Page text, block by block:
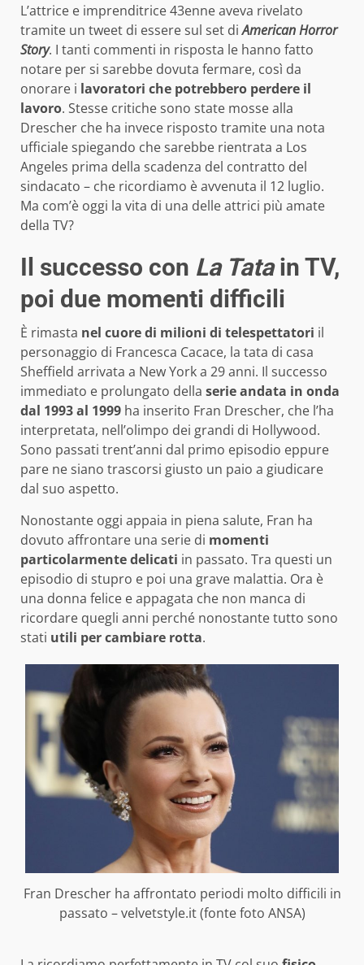
L’attrice e imprenditrice 43enne aveva rivelato
tramite un tweet di essere sul set diAmerican Horror
Story. I tanti commenti in risposta le hanno fatto
notare per si sarebbe dovuta fermare, così da
onorare i lavoratori che potrebbero perdere il
lavoro. Stesse critiche sono state mosse alla
Drescher che ha invece risposto tramite una nota
ufficiale spiegando che sarebbe rientrata a Los
Angeles prima della scadenza del contratto del
sindacato – che ricordiamo è avvenuta il 12 luglio.
Ma com’è oggi la vita di una delle attrici più amate
della TV?
Il successo con La Tatain TV,
poi due momenti difficili
È rimasta nel cuore di milioni di telespettatori il
personaggio di Francesca Cacace, la tata di casa
Sheffield arrivata a New York a 29 anni. Il successo
immediato e prolungato della serie andata in onda
dal 1993 al 1999 ha inserito Fran Drescher, che l’ha
interpretata, nell’olimpo dei grandi di Hollywood.
Sono passati trent’anni dal primo episodio eppure
pare ne siano trascorsi giusto un paio a giudicare
dal suo aspetto.
Nonostante oggi appaia in piena salute, Fran ha
dovuto affrontare una serie di momenti
particolarmente delicati in passato. Tra questi un
episodio di stupro e poi una grave malattia. Ora è
una donna felice e appagata che non manca di
ricordare quegli anni perché nonostante tutto sono
stati utili per cambiare rotta.
Fran Drescher ha affrontato periodi molto difficili in
passato – velvetstyle.it (fonte foto ANSA)